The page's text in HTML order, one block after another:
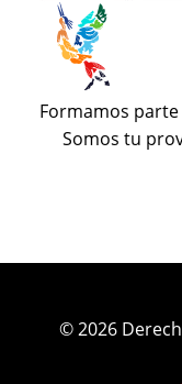
Formamos parte
Somos tu
© 2026